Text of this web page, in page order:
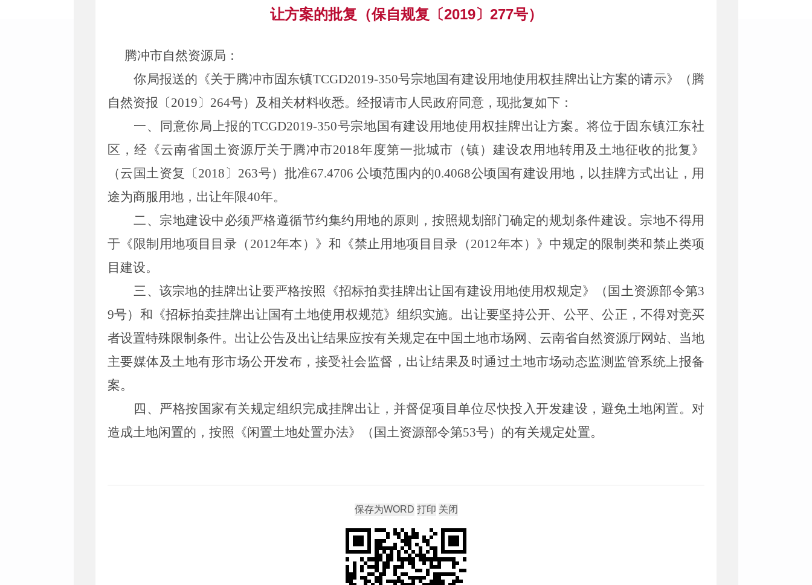
让方案的批复（保自规复〔2019〕277号）
腾冲市自然资源局 ：
你局报送的《关于腾冲市固东镇TCGD2019-350号宗地国有建设用地使用权挂牌出让方案的请示》（腾
自然资报 〔2019〕 264号）及相关材料收悉。经报请市人民政府同意，现批复如下：
一、同意你局上报的TCGD2019-350号宗地国有建设用地使用权挂牌出让方案。将位于固东镇江东社
区 ，经 《云南省国土资源厅关于腾冲市2018年度第一批城市（镇）建设农用地转用及土地征收的批复》
（云国土资复〔2018 〕 263号）批准67.4706公顷范围内的0.4068公顷国有建设用地 ，以挂牌方式出让，用
途为商服用地，出让年限40年。
二、宗地建设中必须严格遵循节约集约用地的原则，按照规划部门确定的规划条件建设。宗地不得用
于《限制用地项目目录（ 2012年本）》和《禁止用地项目目录（2012年本）》中规定的限制类和禁止类项
目建设。
三、该宗地的挂牌出让要严格按照《招标拍卖挂牌出让国有建设用地使用权规定》（国土资源部令第3
9号）和《招标拍卖挂牌出让国有土地使用权规范》组织实施。出让要坚持公开、公平、公正，不得对竞买
者设置特殊限制条件。出让公告及出让结果应按有关规定在中国土地市场网、云南省自然资源厅网站、当地
主要媒体及土地有形市场公开发布，接受社会监督，出让结果及时通过土地市场动态监测监管系统上报备
案。
四、严格按国家有关规定组织完成挂牌出让，并督促项目单位尽快投入开发建设，避免土地闲置。对
造成土地闲置的，按照《闲置土地处置办法》（国土资源部令第53号）的有关规定处置。